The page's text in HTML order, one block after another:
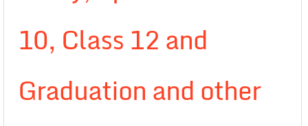
10, Class 12 and
Graduation and other